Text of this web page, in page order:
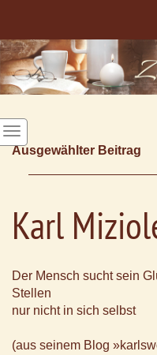
Ausgewählter Beitrag
Karl
Der Mensch sucht sein
Stellen
nur nicht in sich selbst
(aus seinem Blog